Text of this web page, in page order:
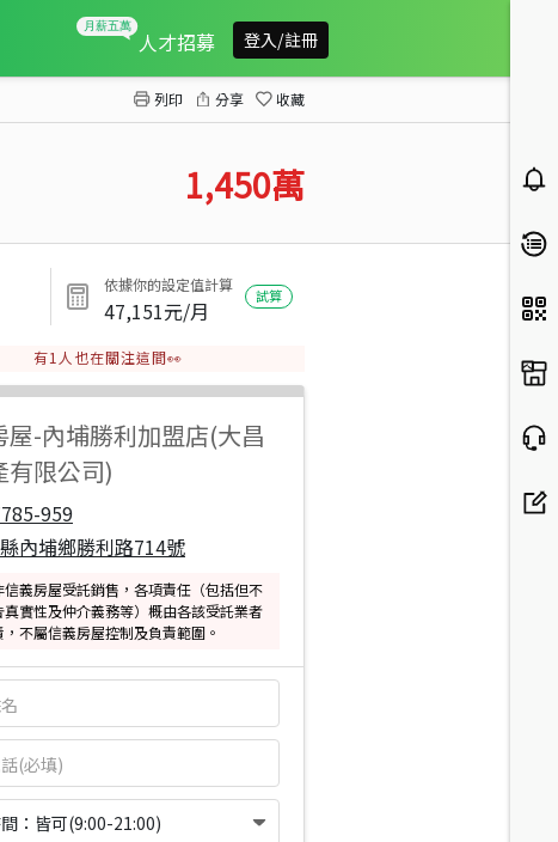
人才招募 登入/註冊
列印 分享 收藏
1,450萬
依據你的設定值計算
47,151元/月
試算
有1 人也在關注這間👀
屋-內埔勝利加盟店(大昌
有限公司)
959
內埔鄉勝利路714號
信義房屋受託銷售，各項責任（包括但不
真實性及仲介義務等）概由各該受託業者
，不屬信義房屋控制及負責範圍。
：皆可(9:00-21:00)